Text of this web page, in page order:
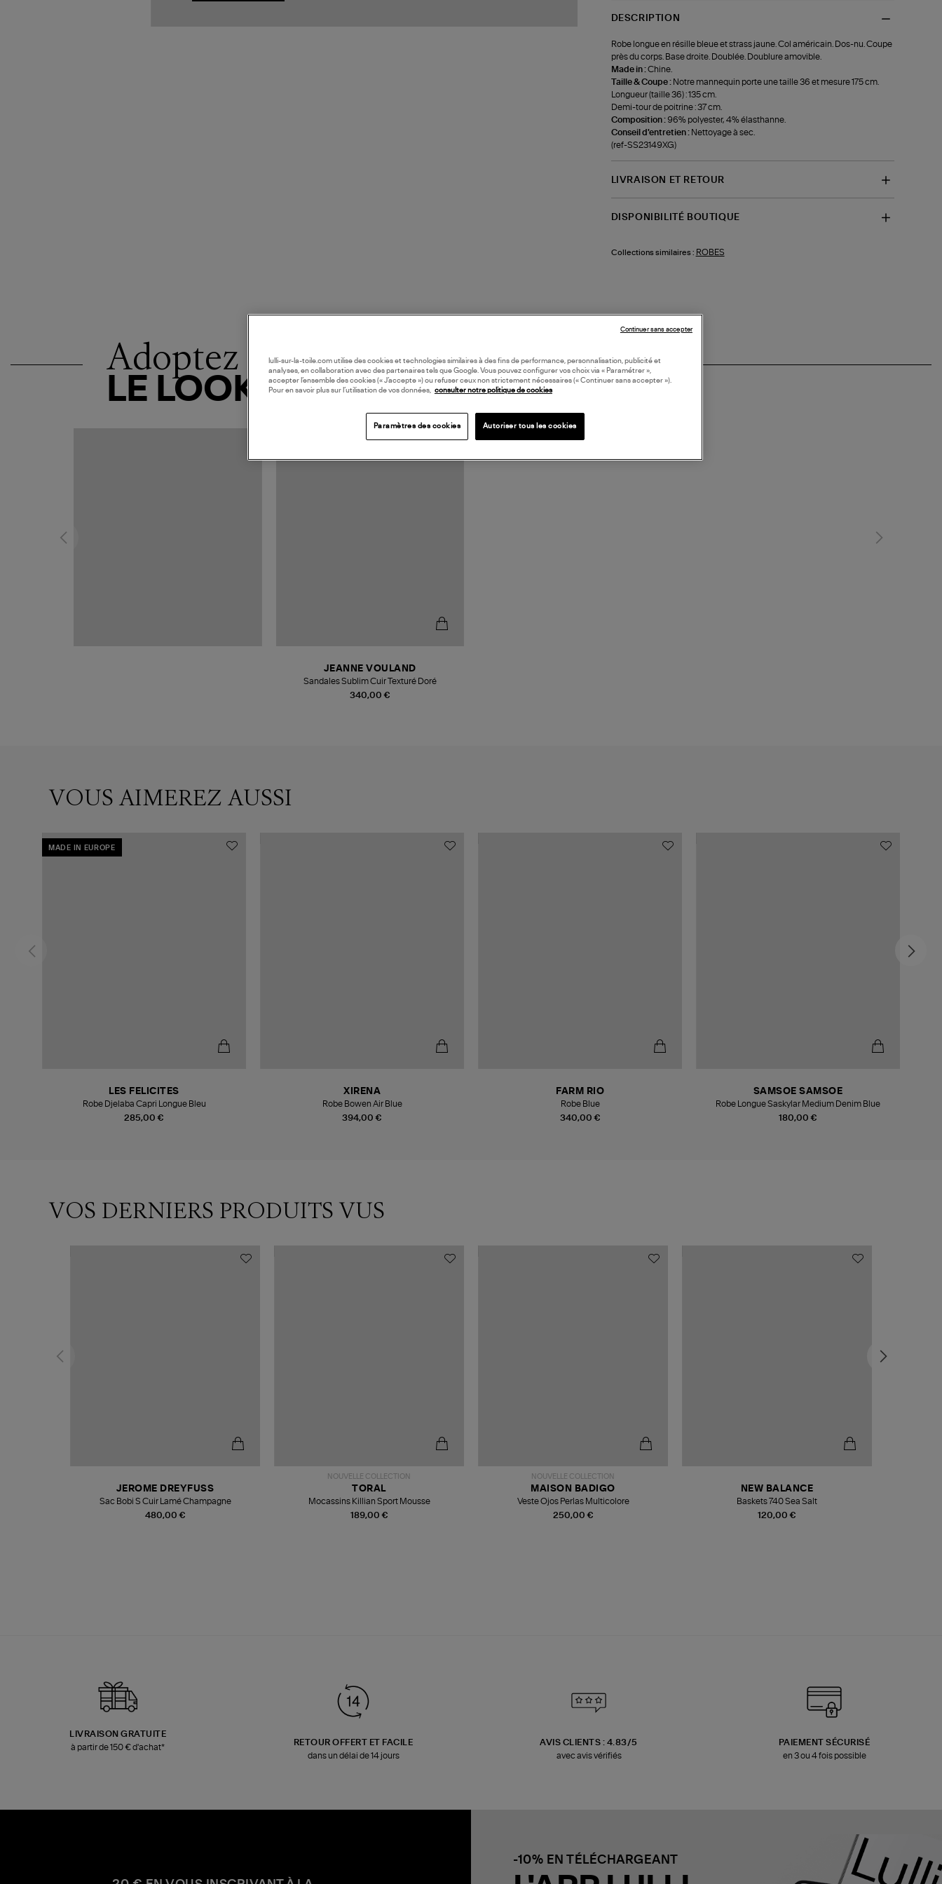
DESCRIPTION
Robe longue en résille bleue et strass jaune. Col américain. Dos-nu. Coupe
près du corps. Base droite. Doublée. Doublure amovible.
Made in :Chine.
Taille & Coupe : Notre mannequin porte une taille 36 et mesure 175 cm.
Longueur (taille 36) : 135 cm.
Demi-tour de poitrine : 37 cm.
Composition : 96% polyester, 4% élasthanne.
Conseil d'entretien : Nettoyage à sec.
(ref-SS23149XG)
LIVRAISON ET RETOUR
DISPONIBILITÉ BOUTIQUE
Collections similaires : ROBES
Adoptez
LE LOOK
340,00 €
JEANNE VOULAND
Sandales Sublim Cuir Texturé Doré
VOUS AIMEREZ AUSSI
MADE IN EUROPE
285,00 €
LES FELICITES
Robe Djelaba Capri Longue Bleu
394,00 €
XIRENA
Robe Bowen Air Blue
340,00 €
FARM RIO
Robe Blue
180,00 €
SAMSOE SAMSOE
Robe Longue Saskylar Medium Denim Blue
VOS DERNIERS PRODUITS VUS
480,00 €
JEROME DREYFUSS
Sac Bobi S Cuir Lamé Champagne
NOUVELLE COLLECTION
189,00 €
TORAL
Mocassins Killian Sport Mousse
NOUVELLE COLLECTION
250,00 €
MAISON BADIGO
Veste Ojos Perlas Multicolore
120,00 €
NEW BALANCE
Baskets 740 Sea Salt
LIVRAISON GRATUITE
à partir de 150 € d'achat*
RETOUR OFFERT ET FACILE
dans un délai de 14 jours
AVIS CLIENTS : 4.83/5
avec avis vérifiés
PAIEMENT SÉCURISÉ
en 3 ou 4 fois possible
-10% EN TÉLÉCHARGEANT
lulli-sur-la-toile.com utilise des cookies et technologies similaires à des fins de performance, personnalisation, publicité et
analyses, en collaboration avec des partenaires tels que Google. Vous pouvez configurer vos choix via « Paramétrer »,
accepter l’ensemble des cookies (« J’accepte ») ou refuser ceux non strictement nécessaires (« Continuer sans accepter »).
Pour en savoir plus sur l’utilisation de vos données, consulter notre politique de cookies
Paramètres des cookies Autoriser tous les cookies
Continuer sans accepter